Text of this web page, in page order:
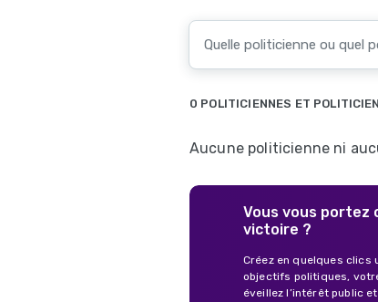
0 POLITICIENNES ET
Aucune politicienne ni
Vous vous portez
victoire ?
Créez en quelques
objectifs politiques,
éveillez l’intérêt public